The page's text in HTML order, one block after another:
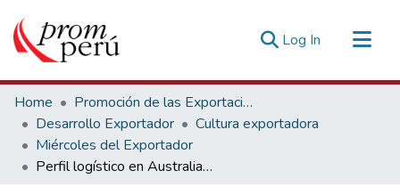
Log In (current)
Communities & Collections
All of DSpace
Statistics
Estadísticas Externas
Home
Promoción de las Exportaciones
Desarrollo Exportador
Cultura exportadora
Miércoles del Exportador
Perfil logístico en Australia - 29 octubre 2025